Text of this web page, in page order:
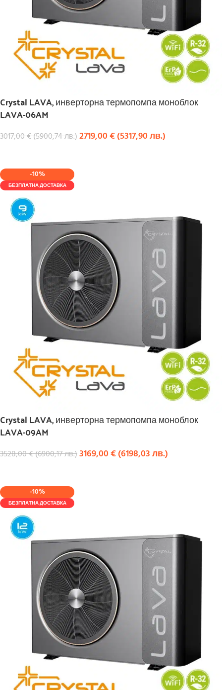
Crystal LAVA, инверторна термопомпа моноблок
LAVA-06AM
3017,00€(5900,74лв.)2719,00€(5317,90лв.)
-10%
БЕЗПЛАТНА ДОСТАВКА
Crystal LAVA, инверторна термопомпа моноблок
LAVA-09AM
3528,00€(6900,17лв.)3169,00€(6198,03лв.)
-10%
БЕЗПЛАТНА ДОСТАВКА